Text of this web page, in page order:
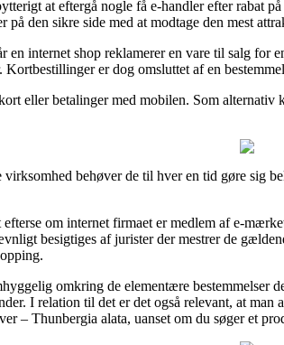
at eftergå nogle få e-handler efter rabat
på den sikre side med at modtage den mest
en internet shop reklamerer en vare til salg for
er dog omsluttet af en
eller betalinger med mobilen. Som
behøver de til hver en tid gøre sig
om internet firmaet er medlem af e-
besigtiges af jurister der mestrer de
omkring de elementære bestemmelser
I relation til det er det også relevant, at
– Thunbergia alata, uanset om du søger et